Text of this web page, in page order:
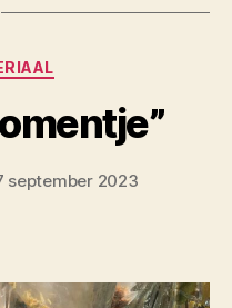
september 2023